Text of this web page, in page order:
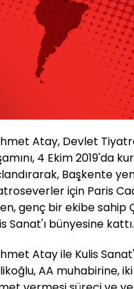
Atay, Devlet
4 Ekim 2019'da
Başkente
için Paris
genç bir ekibe sahip
Sanat'ı bünyesine kattı.
Atay ile Kulis
AA muhabirine,